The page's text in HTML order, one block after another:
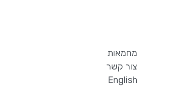
מחמאות
צור קשר
English